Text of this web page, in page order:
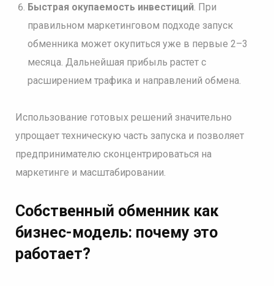
Быстрая окупаемость инвестиций. При
правильном маркетинговом подходе запуск
обменника может окупиться уже в первые 2–3
месяца. Дальнейшая прибыль растет с
расширением трафика и направлений обмена.
Использование готовых решений значительно
упрощает техническую часть запуска и позволяет
предпринимателю сконцентрироваться на
маркетинге и масштабировании.
Собственный обменник как
бизнес-модель: почему это
работает?